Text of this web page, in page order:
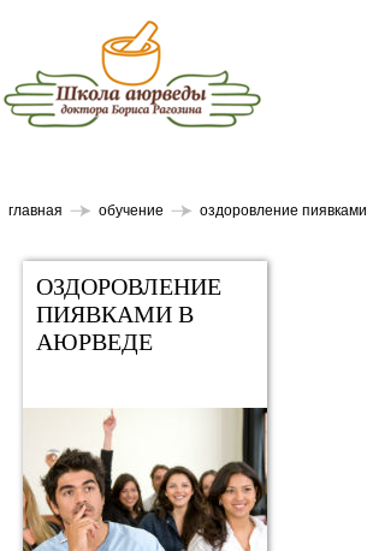
главная обучение оздоровление пиявками
ОЗДОРОВЛЕНИЕ
ПИЯВКАМИ В
АЮРВЕДЕ